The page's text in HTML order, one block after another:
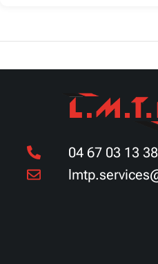
04 67 03 13 38